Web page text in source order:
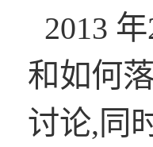
2013
和如何
讨论,同